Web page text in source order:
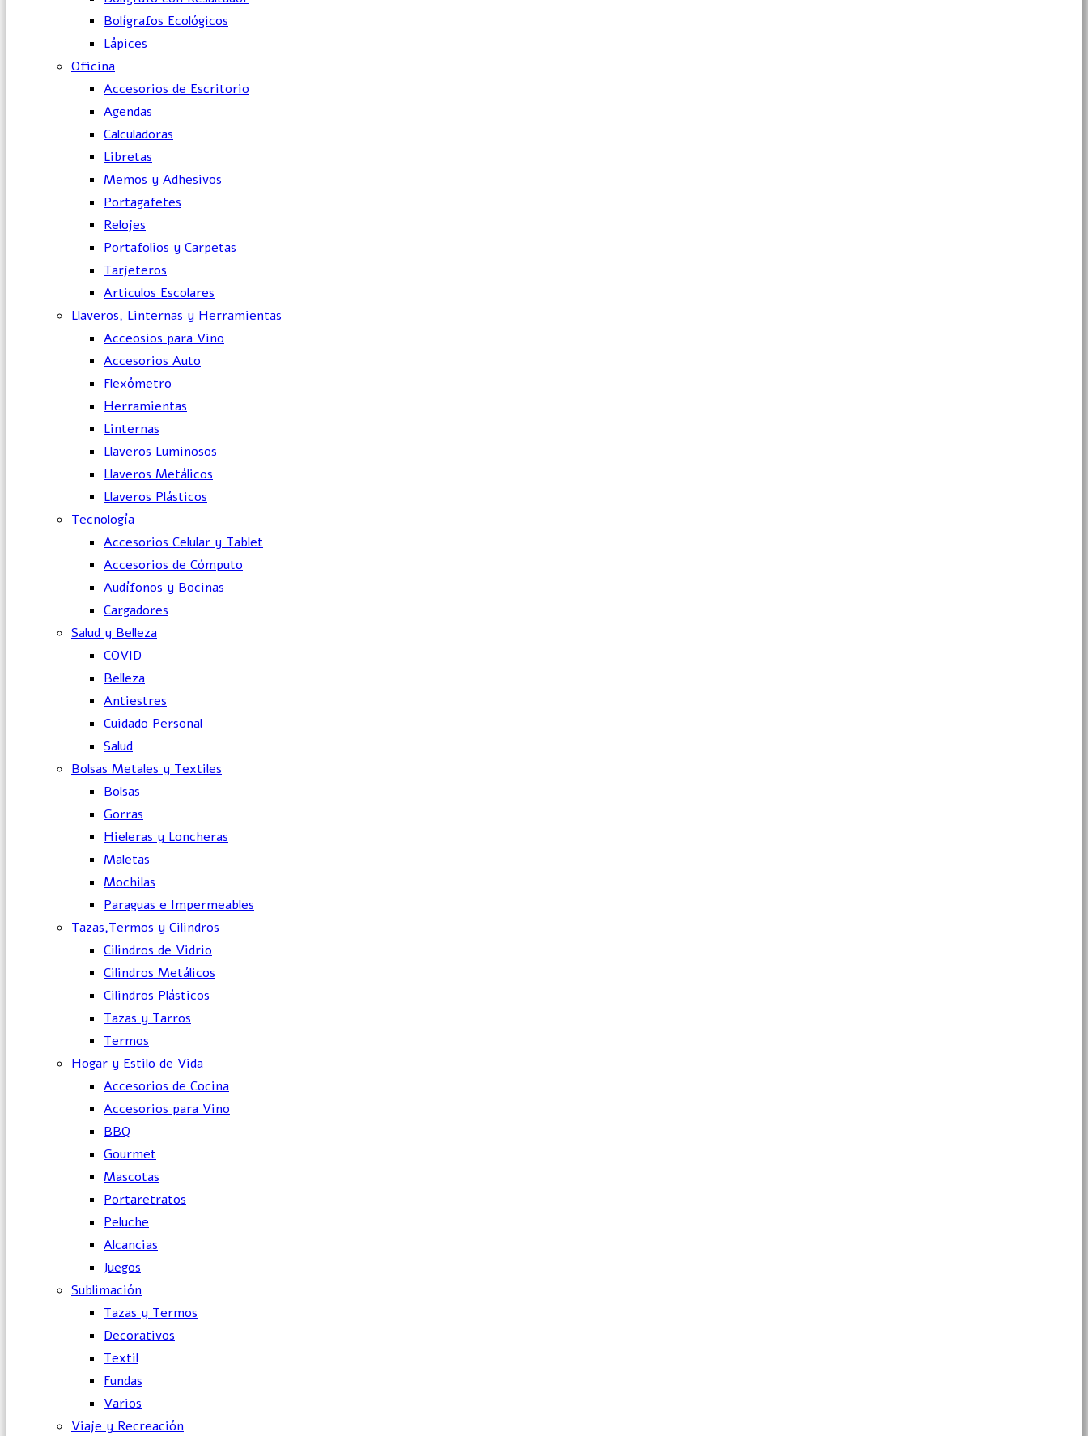
Bolígrafos Ecológicos
Lápices
Oficina
Accesorios de Escritorio
Agendas
Calculadoras
Libretas
Memos y Adhesivos
Portagafetes
Relojes
Portafolios y Carpetas
Tarjeteros
Articulos Escolares
Llaveros, Linternas y Herramientas
Acceosios para Vino
Accesorios Auto
Flexómetro
Herramientas
Linternas
Llaveros Luminosos
Llaveros Metálicos
Llaveros Plásticos
Tecnología
Accesorios Celular y Tablet
Accesorios de Cómputo
Audífonos y Bocinas
Cargadores
Salud y Belleza
COVID
Belleza
Antiestres
Cuidado Personal
Salud
Bolsas Metales y Textiles
Bolsas
Gorras
Hieleras y Loncheras
Maletas
Mochilas
Paraguas e Impermeables
Tazas,Termos y Cilindros
Cilindros de Vidrio
Cilindros Metálicos
Cilindros Plásticos
Tazas y Tarros
Termos
Hogar y Estilo de Vida
Accesorios de Cocina
Accesorios para Vino
BBQ
Gourmet
Mascotas
Portaretratos
Peluche
Alcancias
Juegos
Sublimación
Tazas y Termos
Decorativos
Textil
Fundas
Varios
Viaje y Recreación